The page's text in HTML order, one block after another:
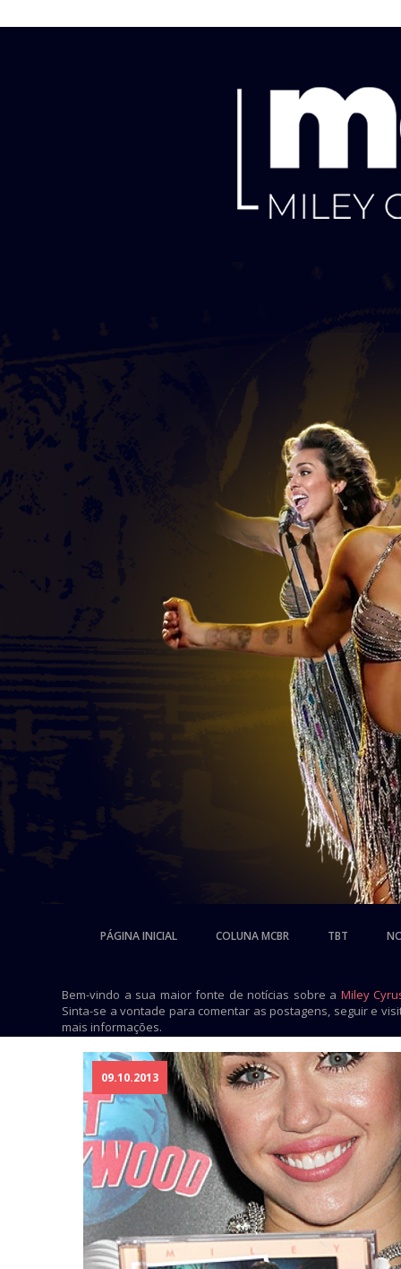
PÁGINA INICIAL COLUNA MCBR TBT
Bem-vindo a sua maior fonte de notícias sobre a Miley
Sinta-se a vontade para comentar as postagens, seguir e
mais informações.
09.10.2013